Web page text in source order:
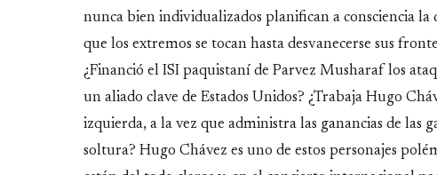
nunca bien individualizados planifican a consciencia
que los extremos se tocan hasta desvanecerse sus
¿Financió el ISI paquistaní de Parvez Musharaf los
un aliado clave de Estados Unidos? ¿Trabaja Hugo
izquierda, a la vez que administra las ganancias de las
soltura? Hugo Chávez es uno de estos personajes